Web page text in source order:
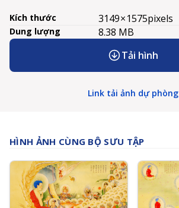
Kích thước
3149 × 1575pixels
Dung lượng
8.38 MB
Tải hình
Link tải ảnh dự phòng
HÌNH ẢNH CÙNG BỘ SƯU TẬP